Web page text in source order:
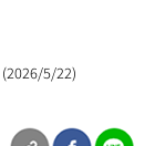
(2026/5/22)